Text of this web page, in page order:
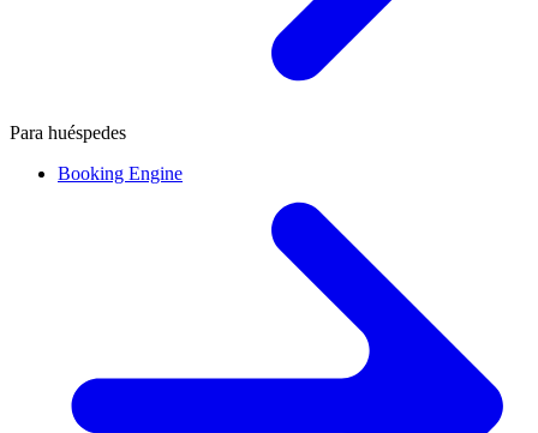
Para huéspedes
Booking Engine